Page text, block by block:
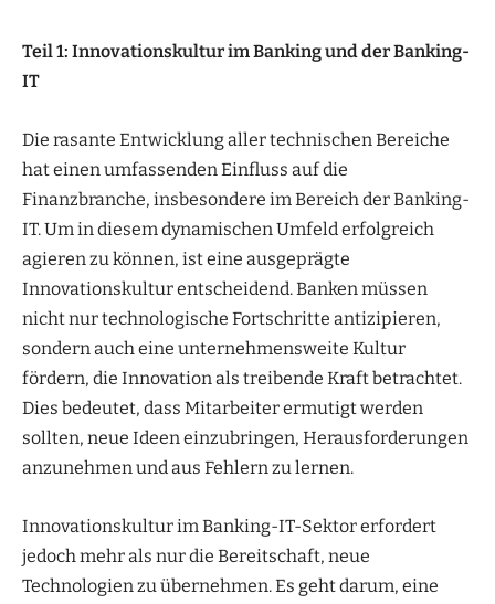
Teil 1: Innovationskultur im Banking und der Banking-
IT
Die rasante Entwicklung aller technischen Bereiche
hat einen umfassenden Einfluss auf die
Finanzbranche, insbesondere im Bereich der Banking-
IT. Um in diesem dynamischen Umfeld erfolgreich
agieren zu können, ist eine ausgeprägte
Innovationskultur entscheidend. Banken müssen
nicht nur technologische Fortschritte antizipieren,
sondern auch eine unternehmensweite Kultur
fördern, die Innovation als treibende Kraft betrachtet.
Dies bedeutet, dass Mitarbeiter ermutigt werden
sollten, neue Ideen einzubringen, Herausforderungen
anzunehmen und aus Fehlern zu lernen.
Innovationskultur im Banking-IT-Sektor erfordert
jedoch mehr als nur die Bereitschaft, neue
Technologien zu übernehmen. Es geht darum, eine